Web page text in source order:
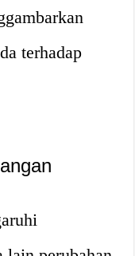
terhadap